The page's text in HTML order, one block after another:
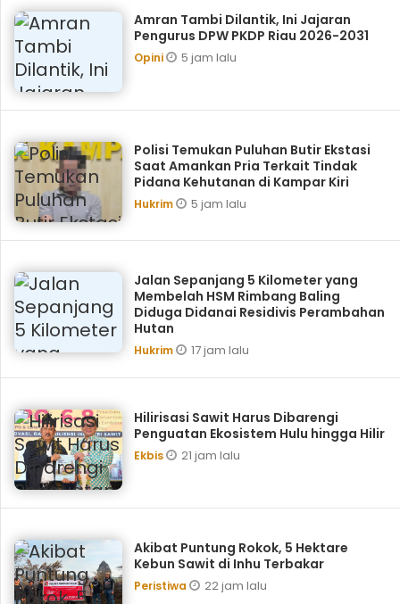
Amran Tambi Dilantik, Ini Jajaran
Pengurus DPW PKDP Riau 2026-2031
Opini 5 jam lalu
Polisi Temukan Puluhan Butir Ekstasi
Saat Amankan Pria Terkait Tindak
Pidana Kehutanan di Kampar Kiri
Hukrim 5 jam lalu
Jalan Sepanjang 5 Kilometer yang
Membelah HSM Rimbang Baling
Diduga Didanai Residivis Perambahan
Hutan
Hukrim 17 jam lalu
Hilirisasi Sawit Harus Dibarengi
Penguatan Ekosistem Hulu hingga Hilir
Ekbis 21 jam lalu
Akibat Puntung Rokok, 5 Hektare
Kebun Sawit di Inhu Terbakar
Peristiwa 22 jam lalu